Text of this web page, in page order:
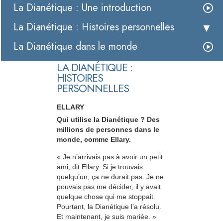
La Dianétique : Une introduction
La Dianétique : Histoires personnelles
La Dianétique dans le monde
LA DIANÉTIQUE :
HISTOIRES
PERSONNELLES
ELLARY
Qui utilise la Dianétique ? Des
millions de personnes dans le
monde, comme Ellary.
« Je n’arrivais pas à avoir un petit
ami, dit Ellary. Si je trouvais
quelqu’un, ça ne durait pas. Je ne
pouvais pas me décider, il y avait
quelque chose qui me stoppait.
Pourtant, la Dianétique l’a résolu.
Et maintenant, je suis mariée. »